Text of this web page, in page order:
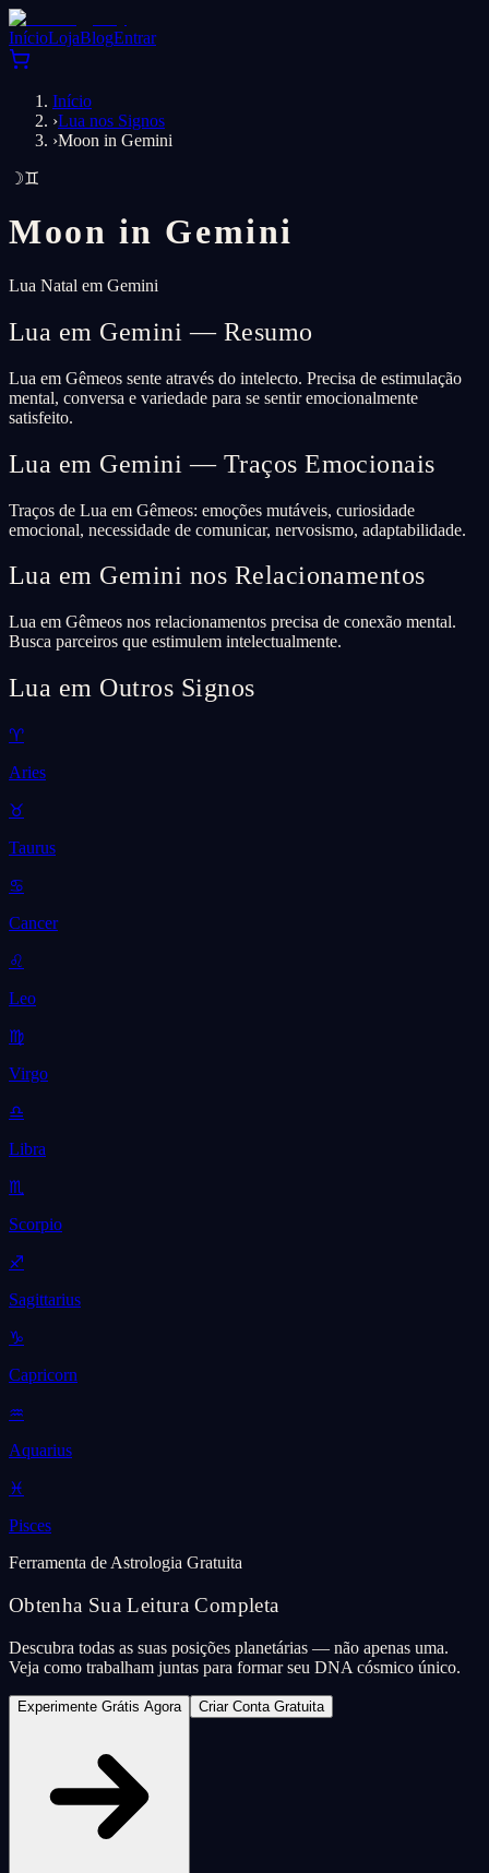
InícioLojaBlogEntrar
Início
›Lua nos Signos
›Moon in Gemini
☽♊
Moon in Gemini
Lua Natal em Gemini
Lua em Gemini — Resumo
Lua em Gêmeos sente através do intelecto. Precisa de estimulação
mental, conversa e variedade para se sentir emocionalmente
satisfeito.
Lua em Gemini — Traços Emocionais
Traços de Lua em Gêmeos: emoções mutáveis, curiosidade
emocional, necessidade de comunicar, nervosismo, adaptabilidade.
Lua em Gemini nos Relacionamentos
Lua em Gêmeos nos relacionamentos precisa de conexão mental.
Busca parceiros que estimulem intelectualmente.
Lua em Outros Signos
♈
Aries
♉
Taurus
♋
Cancer
♌
Leo
♍
Virgo
♎
Libra
♏
Scorpio
♐
Sagittarius
♑
Capricorn
♒
Aquarius
♓
Pisces
Ferramenta de Astrologia Gratuita
Obtenha Sua Leitura Completa
Descubra todas as suas posições planetárias — não apenas uma.
Veja como trabalham juntas para formar seu DNA cósmico único.
Experimente Grátis Agora Criar Conta Gratuita